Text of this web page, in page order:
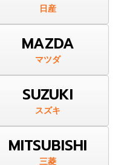
日産
MAZDA
マツダ
SUZUKI
スズキ
MITSUBISHI
三菱